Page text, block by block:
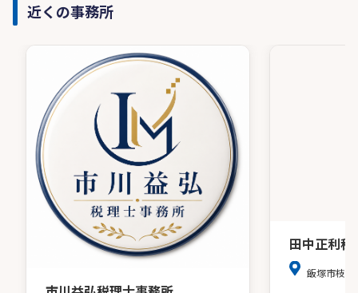
近くの事務所
田中正利
飯塚市枝国